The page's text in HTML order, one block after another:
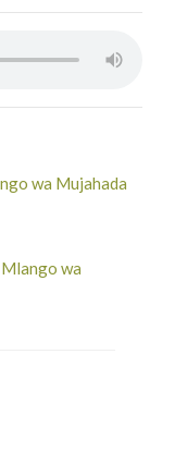
wa Mujahada
wa